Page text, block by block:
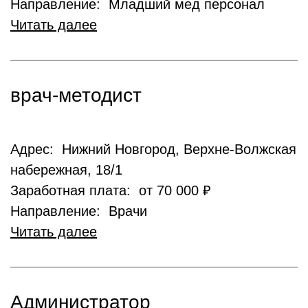
Направление: Младший мед персонал
Читать далее
врач-методист
Адрес: Нижний Новгород, Верхне-Волжская
набережная, 18/1
Заработная плата: от 70 000 ₽
Направление: Врачи
Читать далее
Администратор